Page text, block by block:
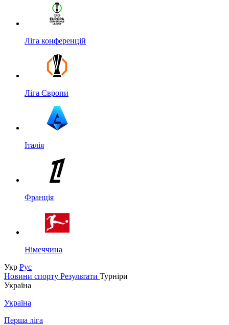
Ліга конференцій
Ліга Європи
Італія
Франція
Німеччина
Укр Рус
Новини спорту Результати Турніри
Україна
Україна
Перша ліга